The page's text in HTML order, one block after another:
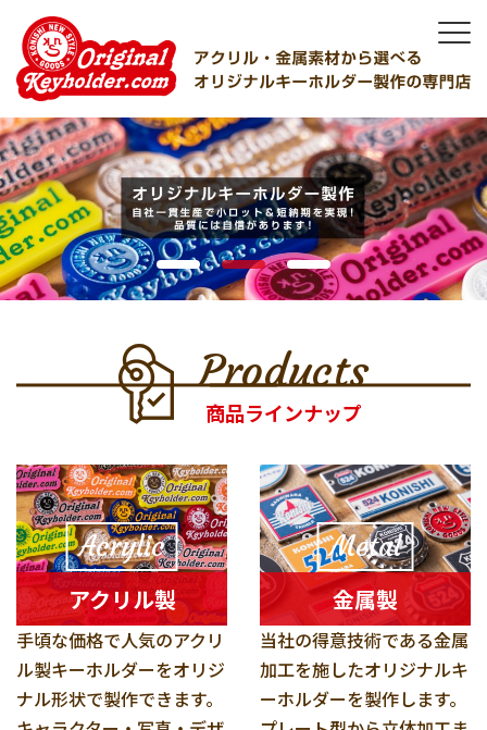
Products
商品ラインナップ
Acrylic
アクリル製
手頃な価格で人気のアクリ
ル製キーホルダーをオリジ
ナル形状で製作できます。
Metal
金属製
当社の得意技術である金属
加工を施したオリジナルキ
ーホルダーを製作します。